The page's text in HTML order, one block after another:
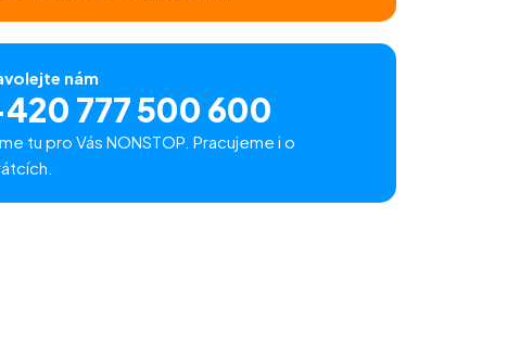
nám
777 500 600
tu pro Vás NONSTOP. Pracujeme i o